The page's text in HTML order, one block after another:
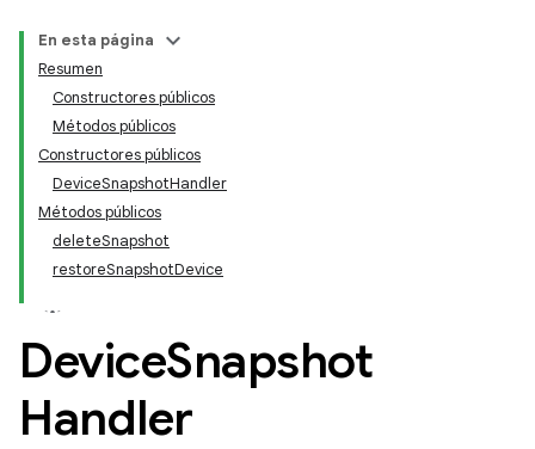
En esta página
Resumen
Constructores públicos
Métodos públicos
Constructores públicos
DeviceSnapshotHandler
Métodos públicos
deleteSnapshot
restoreSnapshotDevice
DeviceSnapshot
Handler